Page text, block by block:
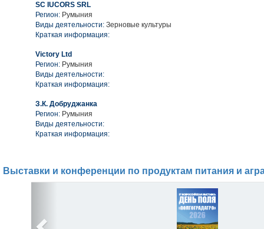
SC IUCORS SRL
Регион: Румыния
Виды деятельности: Зерновые культуры
Краткая информация:
Victory Ltd
Регион: Румыния
Виды деятельности:
Краткая информация:
З.К. Добруджанка
Регион: Румыния
Виды деятельности:
Краткая информация:
Выставки и конференции по продуктам питания и